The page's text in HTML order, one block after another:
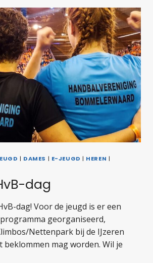
| DAMES | E-JEUGD | HEREN |
dag
dag! Voor de jeugd is er een
georganiseerd,
Nettenpark bij de IJzeren
beklommen mag worden. Wil je